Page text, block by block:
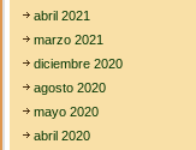
abril 2021
marzo 2021
diciembre 2020
agosto 2020
mayo 2020
abril 2020